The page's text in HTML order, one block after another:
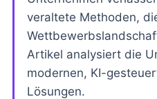
veraltete Methoden,
Artikel analysiert die
modernen, KI-
Lösungen.